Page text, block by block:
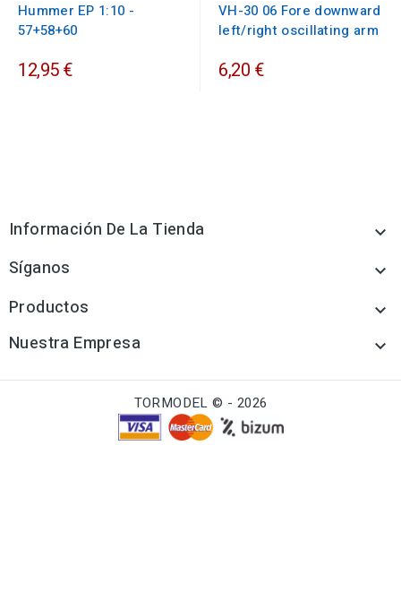
Hummer EP 1:10 -
57+58+60
12,95 €
VH-30 06 Fore downward
left/right oscillating arm
6,20 €
Información De La Tienda 
Síganos 
Productos 
Nuestra Empresa 
TORMODEL © - 2026